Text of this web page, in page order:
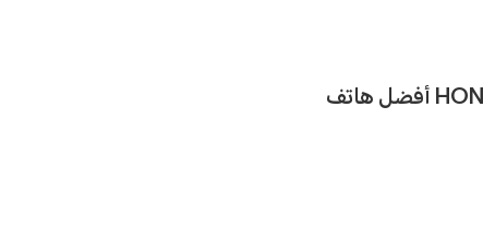
HONOR تعلن عن اقتراب موعد إطلاق HONOR 70 أفضل هاتف